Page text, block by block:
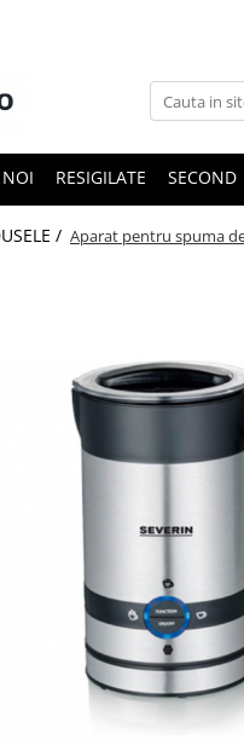
NOI RESIGILATE SECOND
/ Aparat pentru spuma de